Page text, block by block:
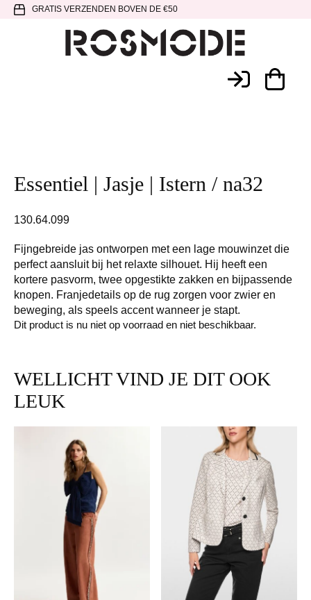
Spring
hoofdnavigatie
Door
SpringGRATIS VERZENDEN BOVEN DE €50
Essentiel | Jasje | Istern / na32
130.64.099
Fijngebreide jas ontworpen met een lage mouwinzet die
perfect aansluit bij het relaxte silhouet. Hij heeft een
kortere pasvorm, twee opgestikte zakken en bijpassende
knopen. Franjedetails op de rug zorgen voor zwier en
beweging, als speels accent wanneer je stapt.
Dit product is nu niet op voorraad en niet beschikbaar.
WELLICHT VIND JE DIT OOK
LEUK